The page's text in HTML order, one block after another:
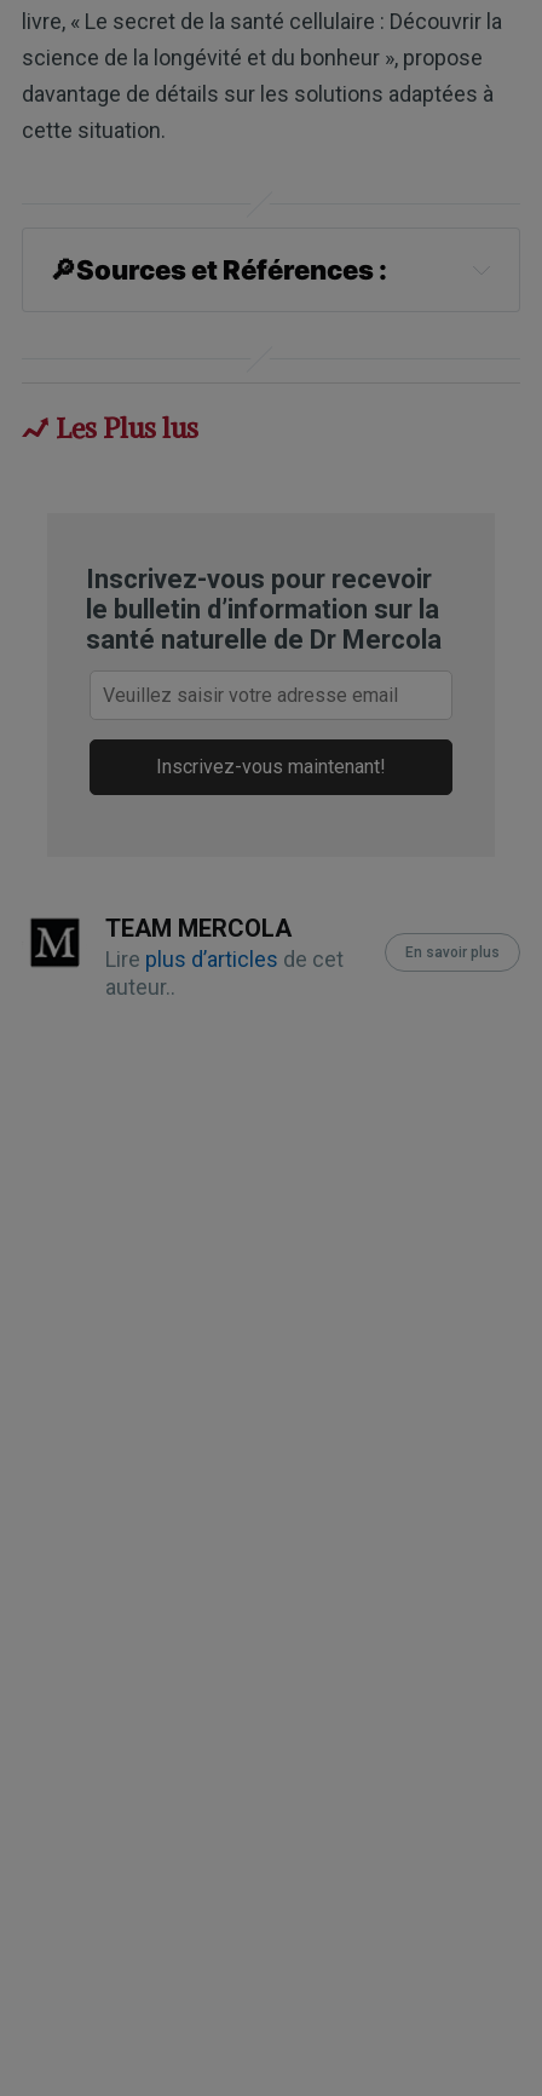
livre, « Le secret de la santé cellulaire : Découvrir la
science de la longévité et du bonheur », propose
davantage de détails sur les solutions adaptées à
cette situation.
🔎Sources et Références :
Longevity, October 17, 2012
6, 8, 9, 11, 13, 14, 16, 18 Science
Advances, October 25, 2024; 10(43)
7, 10, 12, 15, 17, 19 Haidut, November 1,
2024 (Archived)
Les Plus lus
Inscrivez-vous pour recevoir
le bulletin d’information sur la
santé naturelle de Dr Mercola
Inscrivez-vous maintenant!
TEAM MERCOLA
Lire plus d’articles de cet
auteur..
En savoir plus